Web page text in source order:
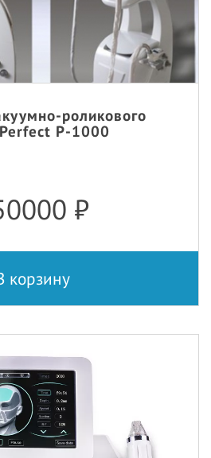
роликового
P-1000
₽
корзину